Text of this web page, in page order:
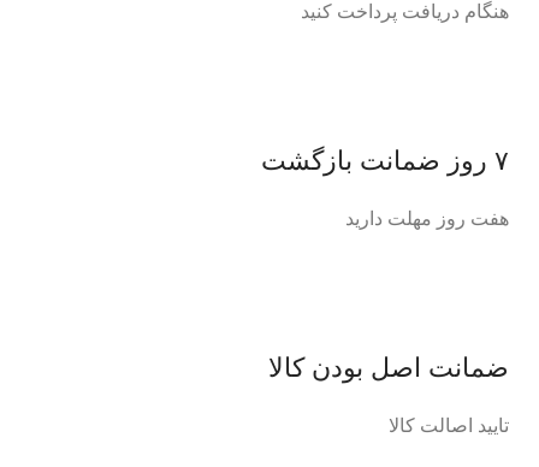
هنگام دریافت پرداخت کنید
۷ روز ضمانت بازگشت
هفت روز مهلت دارید
ضمانت اصل‌ بودن کالا
تایید اصالت کالا